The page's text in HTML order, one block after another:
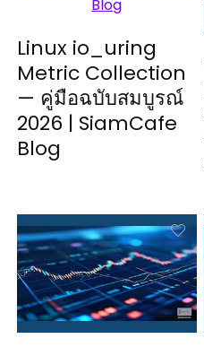
Linux io_uring
Metric Collection
— คู่มือฉบับสมบูรณ์
2026 | SiamCafe
Blog